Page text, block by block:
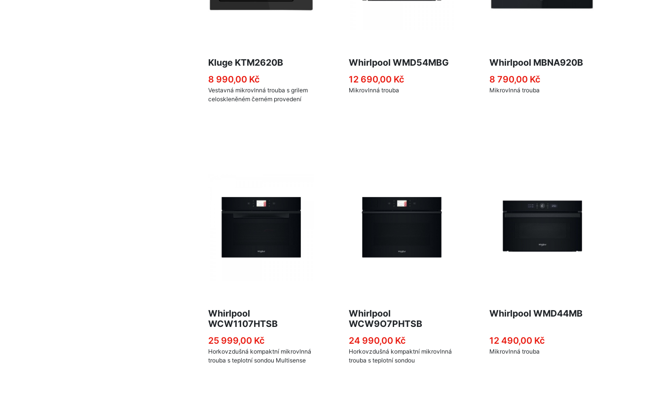
Kluge KTM2620B
8 990,00 Kč
Vestavná mikrovlnná trouba s grilem
celoskleněném černém provedení
Whirlpool WMD54MBG
12 690,00 Kč
Mikrovlnná trouba
Whirlpool MBNA920B
8 790,00 Kč
Mikrovlnná trouba
Whirlpool
WCW1107HTSB
25 999,00 Kč
Horkovzdušná kompaktní mikrovlnná
trouba s teplotní sondou Multisense
Whirlpool
WCW9O7PHTSB
24 990,00 Kč
Horkovzdušná kompaktní mikrovlnná
trouba s teplotní sondou
Whirlpool WMD44MB
12 490,00 Kč
Mikrovlnná trouba